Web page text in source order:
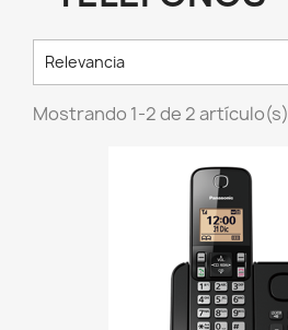
Relevancia
Mostrando 1-2 de 2 artículo(s)